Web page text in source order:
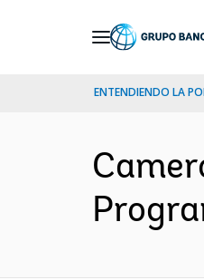
ENTENDIENDO LA